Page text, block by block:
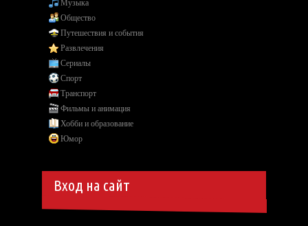
Музыка
Общество
Путешествия и события
Развлечения
Сериалы
Спорт
Транспорт
Фильмы и анимация
Хобби и образование
Юмор
Вход на сайт